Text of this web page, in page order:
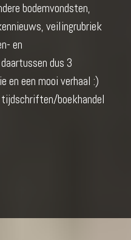
bodemvondsten,
veilingrubriek
en
dus 3
en een mooi verhaal :)
boekhandel